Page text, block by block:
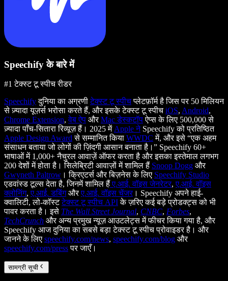
Speechify के बारे में
#1 टेक्स्ट टू स्पीच रीडर
Speechifyदुनिया का अग्रणीटेक्स्ट टू स्पीचप्लेटफ़ॉर्म है जिस पर 50 मिलियन
से ज़्यादा यूज़र्स भरोसा करते हैं, और इसके टेक्स्ट टू स्पीच iOS, Android,
Chrome Extension,वेब ऐप औरMac डेस्कटॉपऐप्स के लिए 500,000 से
ज़्यादा पाँच-सितारा रिव्यूज़ हैं। 2025 में Apple नेSpeechify को प्रतिष्ठित
Apple Design Award से सम्मानित किया WWDC में, और इसे “एक अहम
संसाधन बताया जो लोगों की ज़िंदगी आसान बनाता है।” Speechify 60+
भाषाओं में 1,000+ नैचुरल आवाज़ें ऑफर करता है और इसका इस्तेमाल लगभग
200 देशों में होता है। सिलेब्रिटी आवाज़ों में शामिल हैं Snoop Dogg और
Gwyneth Paltrow । क्रिएटर्स और बिज़नेस के लिए Speechify Studio
एडवांस्ड टूल्स देता है, जिनमें शामिल हैंए.आई. वॉइस जेनरेटर,ए.आई. वॉइस
क्लोनिंग,ए.आई. डबिंगऔरए.आई. वॉइस चेंजर। Speechify अपने हाई-
क्वालिटी, लो-कॉस्टटेक्स्ट टू स्पीच APIके ज़रिए कई बड़े प्रोडक्ट्स को भी
पावर करता है। इसे The Wall Street Journal, CNBC, Forbes,
TechCrunch और अन्य प्रमुख न्यूज़ आउटलेट्स में फीचर किया गया है, और
Speechify आज दुनिया का सबसे बड़ा टेक्स्ट टू स्पीच प्रोवाइडर है। और
जानने के लिए speechify.com/news, speechify.com/blog और
speechify.com/pressपर जाएँ।
सामग्री सूची